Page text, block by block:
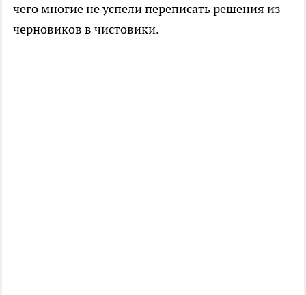
чего многие не успели переписать решения из
черновиков в чистовики.